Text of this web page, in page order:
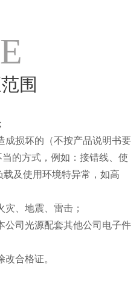
围
当造成损坏的（不按产品说明书要
的方式，例如：接错线、使
载及使用环境特异常，如高
、地震、雷击；
本公司光源配套其他公司电子件
改合格证。